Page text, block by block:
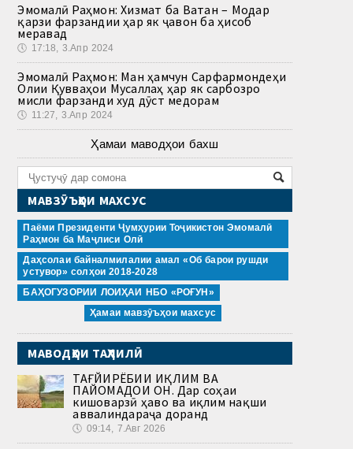
Эмомалӣ Раҳмон: Хизмат ба Ватан – Модар
қарзи фарзандии ҳар як ҷавон ба ҳисоб
меравад
🕔 17:18, 3.Апр 2024
Эмомалӣ Раҳмон: Ман ҳамчун Сарфармондеҳи
Олии Қувваҳои Мусаллаҳ ҳар як сарбозро
мисли фарзанди худ дӯст медорам
🕔 11:27, 3.Апр 2024
Ҳамаи маводҳои бахш
МАВЗӮЪҲОИ МАХСУС
Паёми Президенти Ҷумҳурии Тоҷикистон Эмомалӣ
Раҳмон ба Маҷлиси Олӣ
Даҳсолаи байналмилалии амал «Об барои рушди
устувор» солҳои 2018-2028
БАҲОГУЗОРИИ ЛОИҲАИ НБО «РОҒУН»
Ҳамаи мавзӯъҳои махсус
МАВОДҲОИ ТАҲЛИЛӢ
ТАҒЙИРЁБИИ ИҚЛИМ ВА
ПАЙОМАДҲОИ ОН. Дар соҳаи
кишоварзӣ ҳаво ва иқлим нақши
аввалиндараҷа доранд
🕔 09:14, 7.Авг 2026